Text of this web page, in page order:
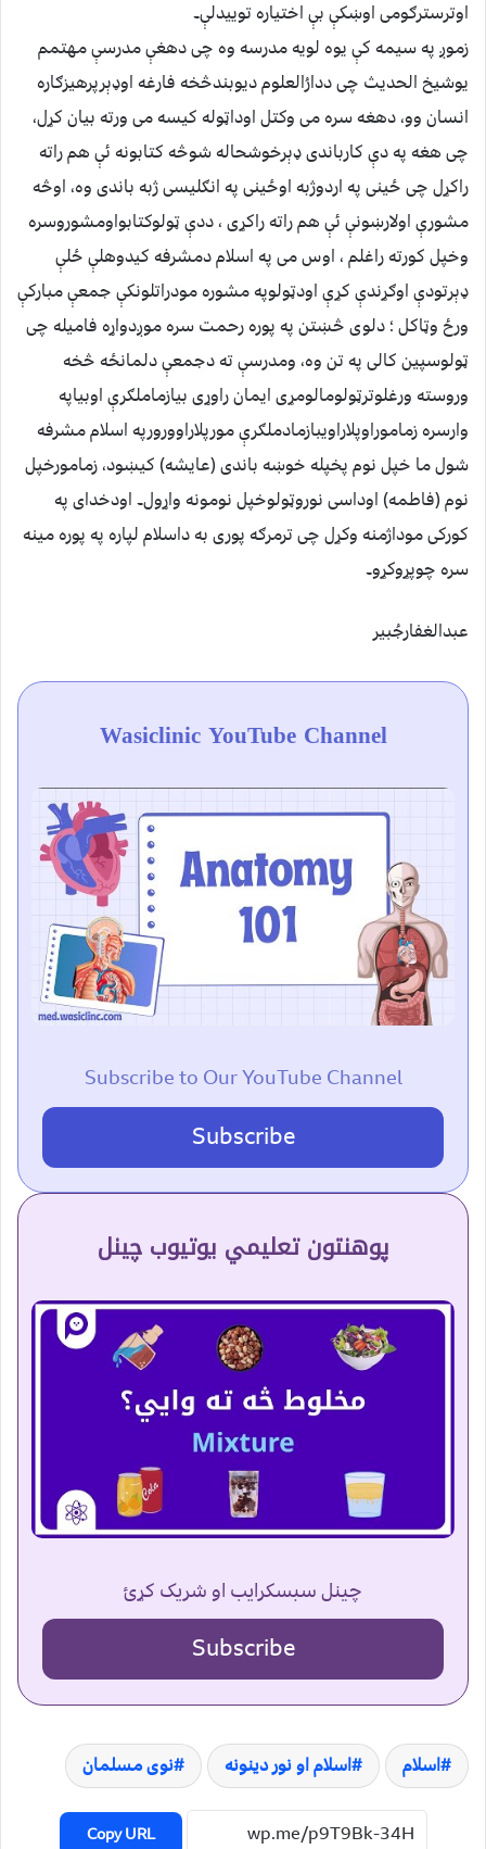
اوترسترګومی اوښکې بې اختیاره توییدلې۔
زموږ په سیمه کې یوه لویه مدرسه وه چی دهغې مدرسې مهتمم
یوشیخ الحدیث چی ددارُالعلوم دیوبندڅخه فارغه اوډېرپرهیزګاره
انسان وو، دهغه سره می وکتل اوداټوله کیسه می ورته بیان کړل،
چی هغه په دې کارباندی ډېرخوشحاله شوڅه کتابونه ئې هم راته
راکړل چی ځینی په اردوژبه اوځینی په انګلیسی ژبه باندی وه، اوڅه
مشورې اولارښونې ئې هم راته راکړی ، ددې ټولوکتابواومشوروسره
وخپل کورته راغلم ، اوس می په اسلام دمشرفه کیدوهلې ځلې
ډېرتودې اوګړندې کړې اودټولوپه مشوره مودراتلونکې جمعې مبارکې
ورځ وټاکل ؛ دلوی څښتن په پوره رحمت سره موږدواړه فامیله چی
ټولوسپین کالی په تن وه، ومدرسې ته دجمعې دلمانځه څخه
وروسته ورغلوترټولومالومړی ایمان راوړی بیازماملګرې اوبیاپه
وارسره زماموراوپلاراویبازمادملګرې مورپلاراوورورپه اسلام مشرفه
شول ما خپل نوم پخپله خوښه باندی (عایشه) کیښود، زمامورخپل
نوم (فاطمه) اوداسی نوروټولوخپل نومونه واړول۔ اودخدای په
کورکی موداژمنه وکړل چی ترمرګه پوری به داسلام لپاره په پوره مینه
سره چوپړوکړو۔
عبدالغفارجُبیر
Wasiclinic YouTube Channel
Subscribe to Our YouTube Channel
Subscribe
پوهنتون تعلیمي یوتیوب چینل
چینل سبسکرایب او شریک کړئ
Subscribe
اسلام اسلام او نور دینونه نوی مسلمان
Copy URL